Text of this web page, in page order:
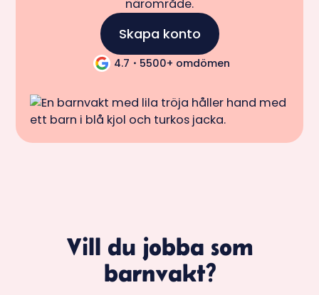
närområde.
Skapa konto
4.7・5500+ omdömen
Vill du jobba som
barnvakt?